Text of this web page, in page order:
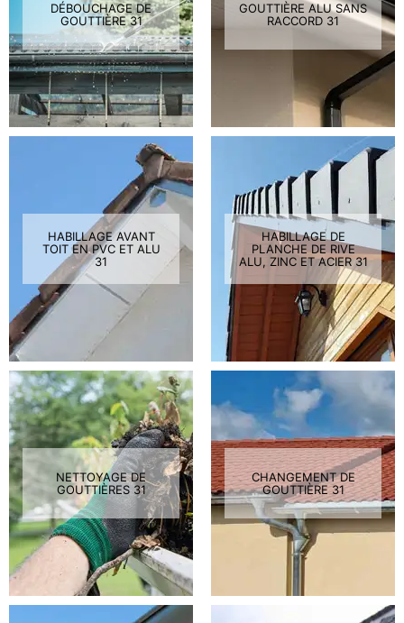
DÉBOUCHAGE DE
GOUTTIÈRE 31
GOUTTIÈRE ALU SANS
RACCORD 31
HABILLAGE AVANT
TOIT EN PVC ET ALU
31
HABILLAGE DE
PLANCHE DE RIVE
ALU, ZINC ET ACIER 31
NETTOYAGE DE
GOUTTIÈRES 31
CHANGEMENT DE
GOUTTIÈRE 31